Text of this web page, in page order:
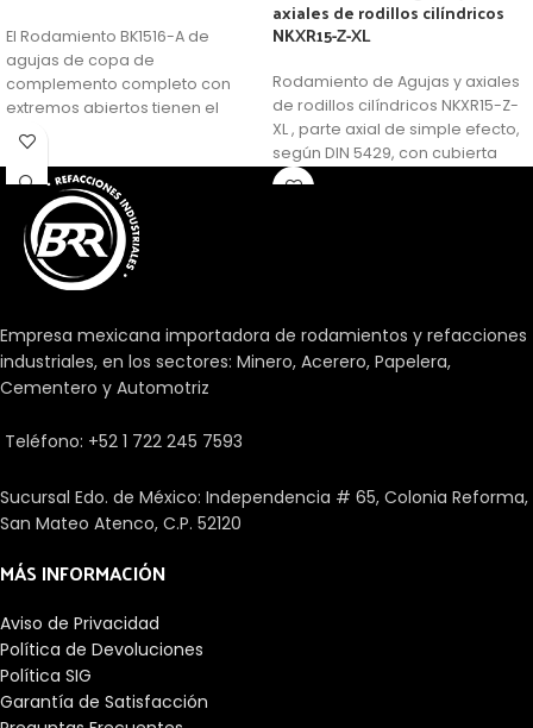
El Rodamiento BK1516-A de
agujas de copa de
complemento completo con
extremos abiertos tienen el
número máximo de rodillos de
aguja y, por lo tanto, ofrecen
una capacidad de carga
extremadamente alta dentro de
un sobre de diseño muy
pequeño. Sin embargo, su uso a
altas velocidades está
axiales de rodillos cilíndricos
NKXR15-Z-XL
Rodamiento de Agujas y axiales
de rodillos cilíndricos NKXR15-Z-
XL , parte axial de simple efecto,
según DIN 5429, con cubierta
protectora, para lubricación con
Empresa mexicana importadora de rodamientos y refacciones
industriales, en los sectores: Minero, Acerero, Papelera,
Cementero y Automotriz
Teléfono: +52 1 722 245 7593
Sucursal Edo. de México: Independencia # 65, Colonia Reforma,
San Mateo Atenco, C.P. 52120
MÁS INFORMACIÓN
Aviso de Privacidad
Política de Devoluciones
Política SIG
Garantía de Satisfacción